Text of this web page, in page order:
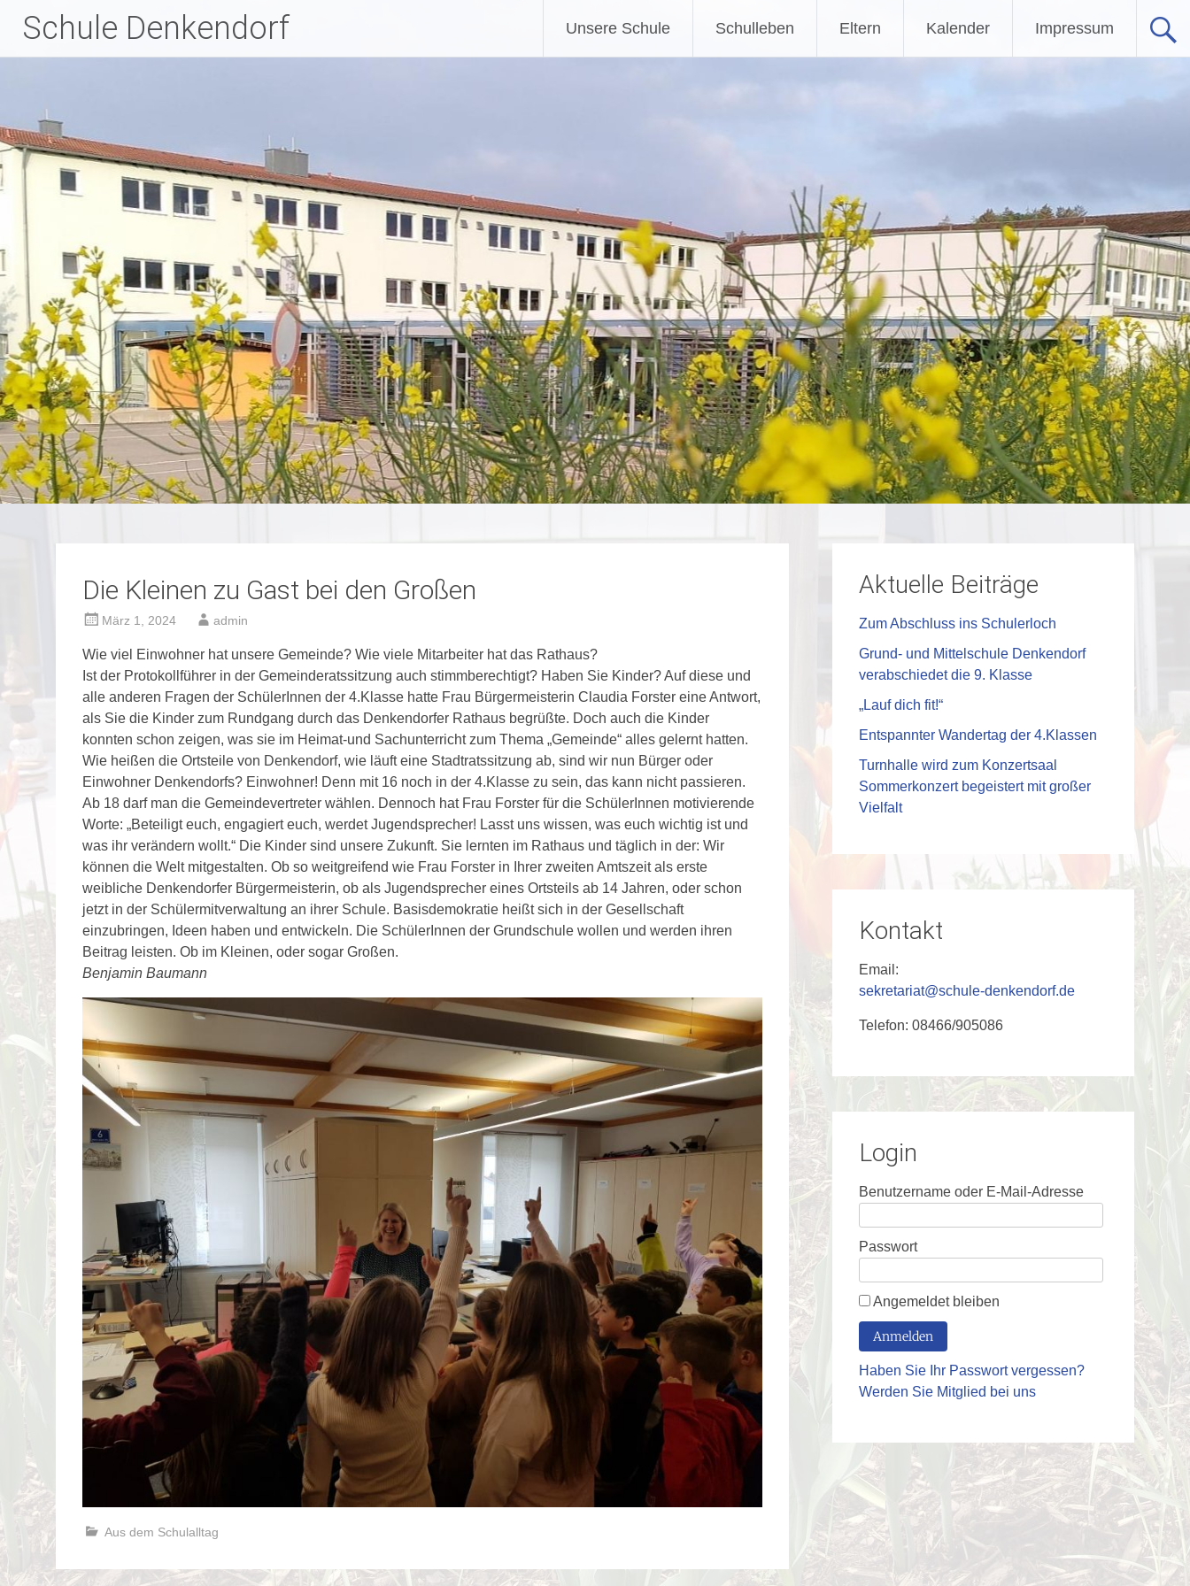
InhaltSchule Denkendorf Unsere Schule Schulleben Eltern Kalender Impressum
Die Kleinen zu Gast bei den Großen
März 1, 2024 admin
Wie viel Einwohner hat unsere Gemeinde? Wie viele Mitarbeiter hat das Rathaus?
Ist der Protokollführer in der Gemeinderatssitzung auch stimmberechtigt? Haben Sie Kinder? Auf diese und
alle anderen Fragen der SchülerInnen der 4.Klasse hatte Frau Bürgermeisterin Claudia Forster eine Antwort,
als Sie die Kinder zum Rundgang durch das Denkendorfer Rathaus begrüßte. Doch auch die Kinder
konnten schon zeigen, was sie im Heimat-und Sachunterricht zum Thema „Gemeinde“ alles gelernt hatten.
Wie heißen die Ortsteile von Denkendorf, wie läuft eine Stadtratssitzung ab, sind wir nun Bürger oder
Einwohner Denkendorfs? Einwohner! Denn mit 16 noch in der 4.Klasse zu sein, das kann nicht passieren.
Ab 18 darf man die Gemeindevertreter wählen. Dennoch hat Frau Forster für die SchülerInnen motivierende
Worte: „Beteiligt euch, engagiert euch, werdet Jugendsprecher! Lasst uns wissen, was euch wichtig ist und
was ihr verändern wollt.“ Die Kinder sind unsere Zukunft. Sie lernten im Rathaus und täglich in der: Wir
können die Welt mitgestalten. Ob so weitgreifend wie Frau Forster in Ihrer zweiten Amtszeit als erste
weibliche Denkendorfer Bürgermeisterin, ob als Jugendsprecher eines Ortsteils ab 14 Jahren, oder schon
jetzt in der Schülermitverwaltung an ihrer Schule. Basisdemokratie heißt sich in der Gesellschaft
einzubringen, Ideen haben und entwickeln. Die SchülerInnen der Grundschule wollen und werden ihren
Beitrag leisten. Ob im Kleinen, oder sogar Großen.
Benjamin Baumann
Aus dem Schulalltag
Aktuelle Beiträge
Zum Abschluss ins Schulerloch
Grund- und Mittelschule Denkendorf
verabschiedet die 9. Klasse
„Lauf dich fit!“
Entspannter Wandertag der 4.Klassen
Turnhalle wird zum Konzertsaal
Sommerkonzert begeistert mit großer
Vielfalt
Kontakt
Email:
sekretariat@schule-denkendorf.de
Telefon: 08466/905086
Login
Benutzername oder E-Mail-Adresse
Passwort
Angemeldet bleiben
Haben Sie Ihr Passwort vergessen?
Werden Sie Mitglied bei uns